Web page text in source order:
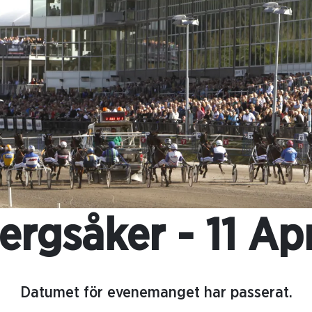
- 11
Datumet för evenemanget har passerat.